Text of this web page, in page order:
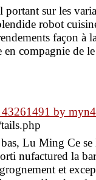
portant sur les
robot
façon
compagnie de
43261491 by
Lu Ming Ce se
nufactured la
et